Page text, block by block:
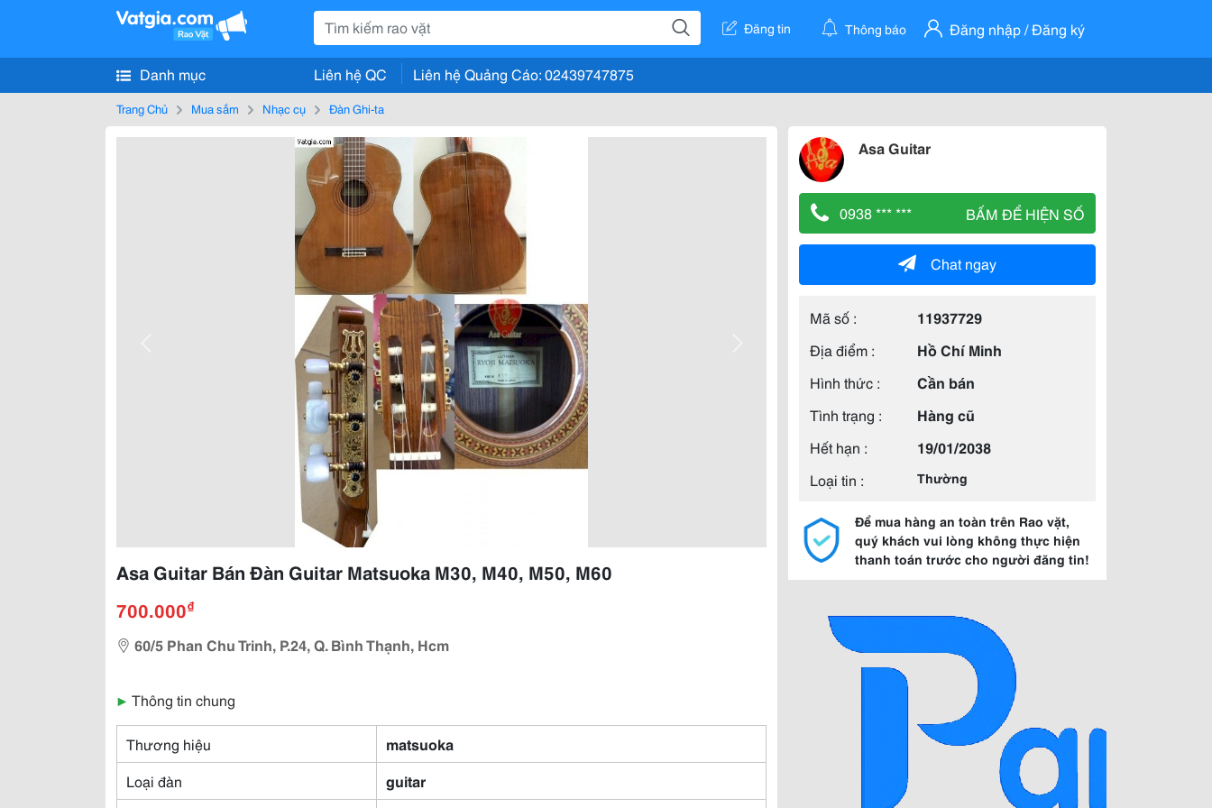
Đăng tin Thông báo Đăng nhập / Đăng ký
Danh mục Liên hệ QC Liên hệ Quảng Cáo: 02439747875
Trang Chủ Mua sắm Nhạc cụ Đàn Ghi-ta
Asa Guitar Bán Đàn Guitar Matsuoka M30, M40, M50, M60
700.000₫
60/5 Phan Chu Trinh, P.24, Q. Bình Thạnh, Hcm
▶ Thông tin chung
Thương hiệu
matsuoka
Loại đàn
guitar
Asa Guitar
0938 *** *** BẤM ĐỂ HIỆN SỐ
Chat ngay
Mã số :
11937729
Địa điểm :
Hồ Chí Minh
Hình thức :
Cần bán
Tình trạng :
Hàng cũ
Hết hạn :
19/01/2038
Loại tin :
Thường
Để mua hàng an toàn trên Rao vặt,
quý khách vui lòng không thực hiện
thanh toán trước cho người đăng tin!